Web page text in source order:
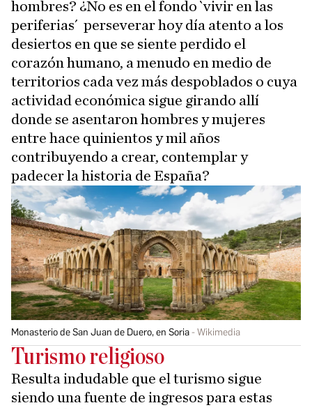
hombres? ¿No es en el fondo `vivir en las
periferias´ perseverar hoy día atento a los
desiertos en que se siente perdido el
corazón humano, a menudo en medio de
territorios cada vez más despoblados o cuya
actividad económica sigue girando allí
donde se asentaron hombres y mujeres
entre hace quinientos y mil años
contribuyendo a crear, contemplar y
padecer la historia de España?
Monasterio de San Juan de Duero, en Soria Wikimedia
Turismo religioso
Resulta indudable que el turismo sigue
siendo una fuente de ingresos para estas